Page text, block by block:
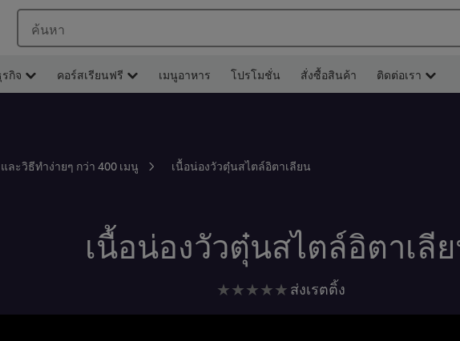
ค้นหา
กิจ คอร์สเรียนฟรี เมนูอาหาร โปรโมชั่น สั่งซื้อสินค้า ติดต่อเรา
ละวิธีทำง่ายๆ กว่า 400 เมนู เนื้อน่องวัวตุ๋นสไตล์อิตาเลียน
เนื้อน่องวัวตุ๋นสไตล์อิตาเลี
ไม่มี
ส่งเรตติ้ง